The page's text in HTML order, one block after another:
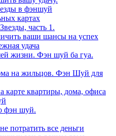
в фэншуй
картах
часть 1.
ваши шансы на успех
удача
жизни. Фэн шуй ба гуа.
на жильцов. Фэн Шуй для
карте квартиры, дома, офиса
фэн шуй.
потратить все деньги